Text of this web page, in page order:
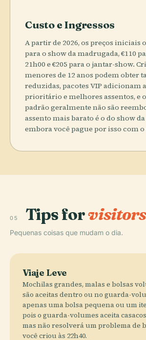
Custo e Ingressos
A partir de 2026, os preços iniciais
para o show da madrugada, €110
21h00 e €205 para o jantar-show.
menores de 12 anos podem obter
reduzidas, pacotes VIP adicionam
prioritário e melhores assentos, e
padrão geralmente não são
assento mais barato é o do show
embora você pague por isso com o
05 Tips for
Pequenas coisas que mudam o dia.
Viaje Leve
Mochilas grandes, malas e bolsas
são aceitas dentro ou no guarda-
apenas uma bolsa pequena ou um
pois o guarda-volumes aceita
mas não resolverá um problema de
você criou às 22h40.